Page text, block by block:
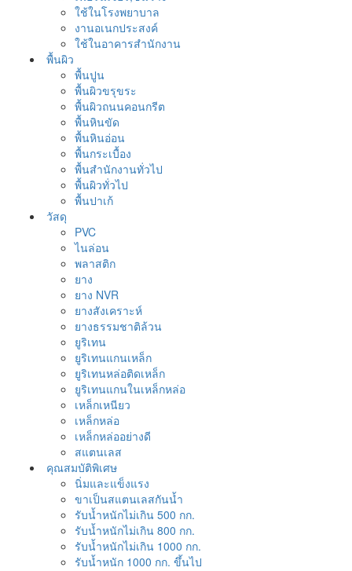
ใช้ในโรงพยาบาล
งานอเนกประสงค์
ใช้ในอาคารสำนักงาน
พื้นผิว
พื้นปูน
พื้นผิวขรุขระ
พื้นผิวถนนคอนกรีต
พื้นหินขัด
พื้นหินอ่อน
พื้นกระเบื้อง
พื้นสำนักงานทั่วไป
พื้นผิวทั่วไป
พื้นปาเก้
วัสดุ
PVC
ไนล่อน
พลาสติก
ยาง
ยาง NVR
ยางสังเคราะห์
ยางธรรมชาติล้วน
ยูริเทน
ยูริเทนแกนเหล็ก
ยูริเทนหล่อติดเหล็ก
ยูริเทนแกนในเหล็กหล่อ
เหล็กเหนียว
เหล็กหล่อ
เหล็กหล่ออย่างดี
สแตนเลส
คุณสมบัติพิเศษ
นิ่มและแข็งแรง
ขาเป็นสแตนเลสกันน้ำ
รับน้ำหนักไม่เกิน 500 กก.
รับน้ำหนักไม่เกิน 800 กก.
รับน้ำหนักไม่เกิน 1000 กก.
รับน้ำหนัก 1000 กก. ขึ้นไป